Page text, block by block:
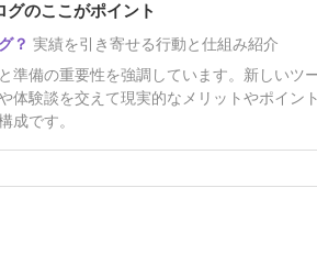
手法「アメトレ」
した！
グのここがポイント
実績を引き寄せる行動と仕組み紹介
準備の重要性を強調しています。新しい
体験談を交えて現実的なメリットやポイ
成です。